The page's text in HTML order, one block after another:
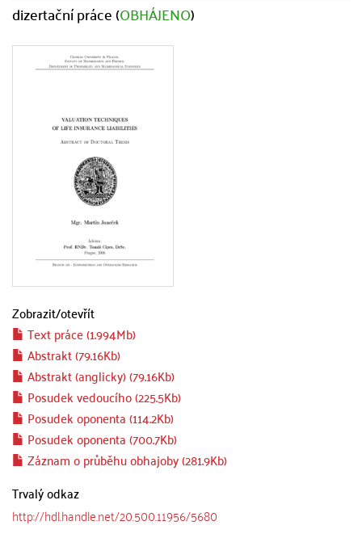
dizertační práce (OBHÁJENO)
Zobrazit/otevřít
Text práce (1.994Mb)
Abstrakt (79.16Kb)
Abstrakt (anglicky) (79.16Kb)
Posudek vedoucího (225.5Kb)
Posudek oponenta (114.2Kb)
Posudek oponenta (700.7Kb)
Záznam o průběhu obhajoby (281.9Kb)
Trvalý odkaz
http://hdl.handle.net/20.500.11956/5680